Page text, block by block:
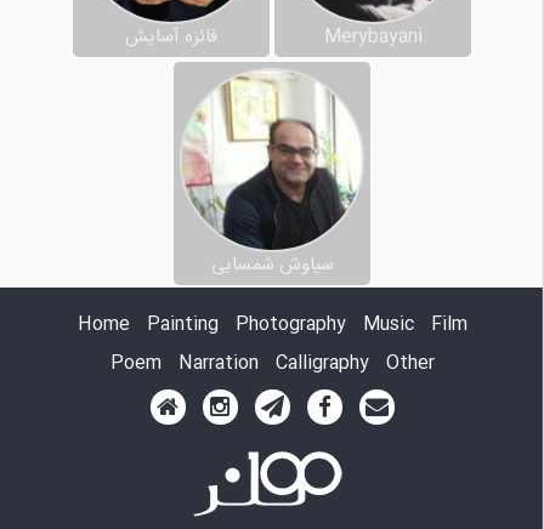
Merybayani فائزه آسایش
سیاوش شمسایی
Home
Painting Photography Music
Film
Poem
Narration Calligraphy Other